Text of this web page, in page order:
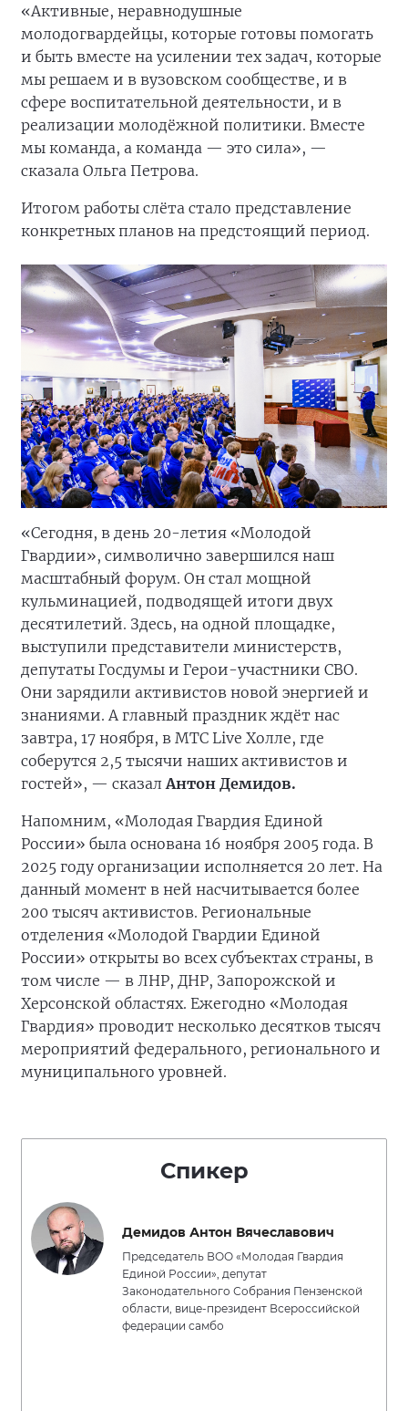
«Активные, неравнодушные
молодогвардейцы, которые готовы помогать
и быть вместе на усилении тех задач, которые
мы решаем и в вузовском сообществе, и в
сфере воспитательной деятельности, и в
реализации молодёжной политики. Вместе
мы команда, а команда — это сила», —
сказала Ольга Петрова.
Итогом работы слёта стало представление
конкретных планов на предстоящий период.
«Сегодня, в день 20-летия «Молодой
Гвардии», символично завершился наш
масштабный форум. Он стал мощной
кульминацией, подводящей итоги двух
десятилетий. Здесь, на одной площадке,
выступили представители министерств,
депутаты Госдумы и Герои-участники СВО.
Они зарядили активистов новой энергией и
знаниями. А главный праздник ждёт нас
завтра, 17 ноября, в МТС Live Холле, где
соберутся 2,5 тысячи наших активистов и
гостей», — сказалАнтон Демидов.
Напомним, «Молодая Гвардия Единой
России» была основана 16 ноября 2005 года. В
2025 году организации исполняется 20 лет. На
данный момент в ней насчитывается более
200 тысяч активистов. Региональные
отделения «Молодой Гвардии Единой
России» открыты во всех субъектах страны, в
том числе — в ЛНР, ДНР, Запорожской и
Херсонской областях. Ежегодно «Молодая
Гвардия» проводит несколько десятков тысяч
мероприятий федерального, регионального и
муниципального уровней.
Спикер
Демидов Антон Вячеславович
Председатель ВОО «Молодая Гвардия
Единой России», депутат
Законодательного Собрания Пензенской
области, вице-президент Всероссийской
федерации самбо